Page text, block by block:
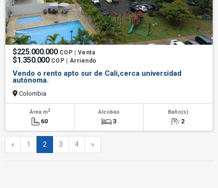
$225.000.000 COP | Venta
$1.350.000 COP | Arriendo
Vendo o rento apto sur de Cali,cerca universidad
autónoma.
Colombia
Área m2
60
Alcobas
3
Baño(s)
2
« Anterior
1 2 3 4 »